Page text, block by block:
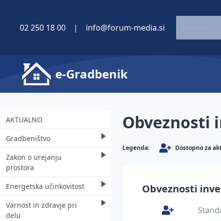
02 250 18 00 | info@forum-media.si
e-Gradbenik
AKTUALNO
Gradbeništvo
Aktualno
Inšpekcijski nadzor
Gradbena zakonodaja -
predlagana in sprejeta
Zakon o urejanju
prostora
Zemljiška politika
Prostorski informacijski
sistem (PIS)
Energetska učinkovitost
Energetska izkaznica stavbe
Varnost in zdravje pri
delu
Obveznosti
Legenda: Dostopno za
Obveznosti